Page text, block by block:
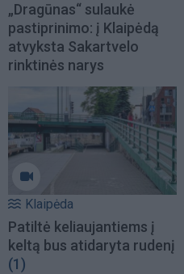
„Dragūnas“ sulaukė
pastiprinimo: į Klaipėdą
atvyksta Sakartvelo
rinktinės narys
Klaipėda
Patiltė keliaujantiems į
keltą bus atidaryta rudenį
(1)